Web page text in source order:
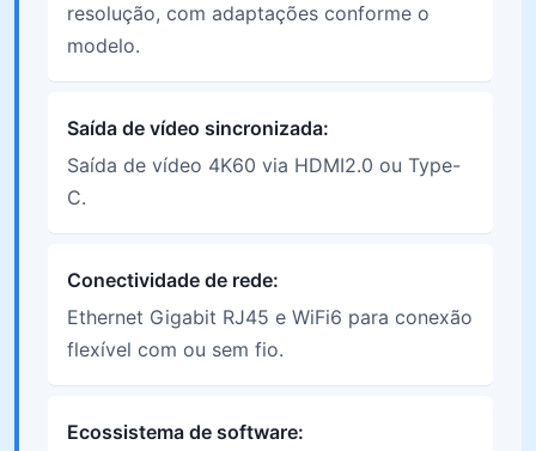
resolução, com adaptações conforme o
modelo.
Saída de vídeo sincronizada:
Saída de vídeo 4K60 via HDMI2.0 ou Type-
C.
Conectividade de rede:
Ethernet Gigabit RJ45 e WiFi6 para conexão
flexível com ou sem fio.
Ecossistema de software: